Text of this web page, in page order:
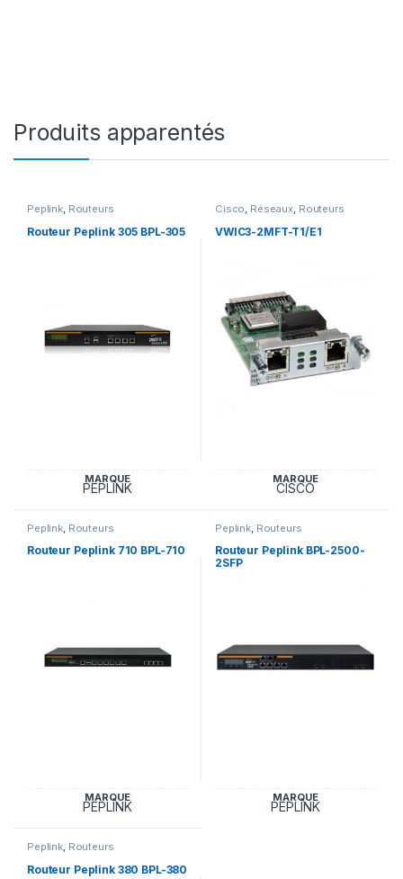
Produits apparentés
Peplink, Routeurs
Routeur Peplink 305 BPL-305
MARQUE
PEPLINK
Cisco, Réseaux, Routeurs
VWIC3-2MFT-T1/E1
MARQUE
CISCO
Peplink Routeurs
Routeur Peplink 710 BPL-710
MARQUE
PEPLINK
Peplink Routeurs
Routeur Peplink BPL-2500-
2SFP
MARQUE
PEPLINK
Peplink, Routeurs
Routeur Peplink 380 BPL-380